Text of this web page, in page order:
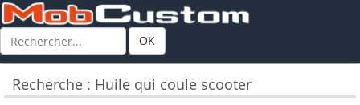
OK
Recherche : Huile qui coule scooter